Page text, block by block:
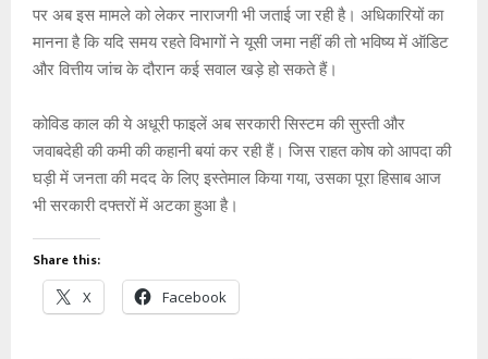
पर अब इस मामले को लेकर नाराजगी भी जताई जा रही है। अधिकारियों का
मानना है कि यदि समय रहते विभागों ने यूसी जमा नहीं की तो भविष्य में ऑडिट
और वित्तीय जांच के दौरान कई सवाल खड़े हो सकते हैं।
कोविड काल की ये अधूरी फाइलें अब सरकारी सिस्टम की सुस्ती और
जवाबदेही की कमी की कहानी बयां कर रही हैं। जिस राहत कोष को आपदा की
घड़ी में जनता की मदद के लिए इस्तेमाल किया गया, उसका पूरा हिसाब आज
भी सरकारी दफ्तरों में अटका हुआ है।
Share this:
X Facebook